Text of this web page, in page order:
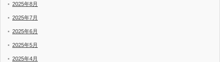
2025年8月
2025年7月
2025年6月
2025年5月
2025年4月